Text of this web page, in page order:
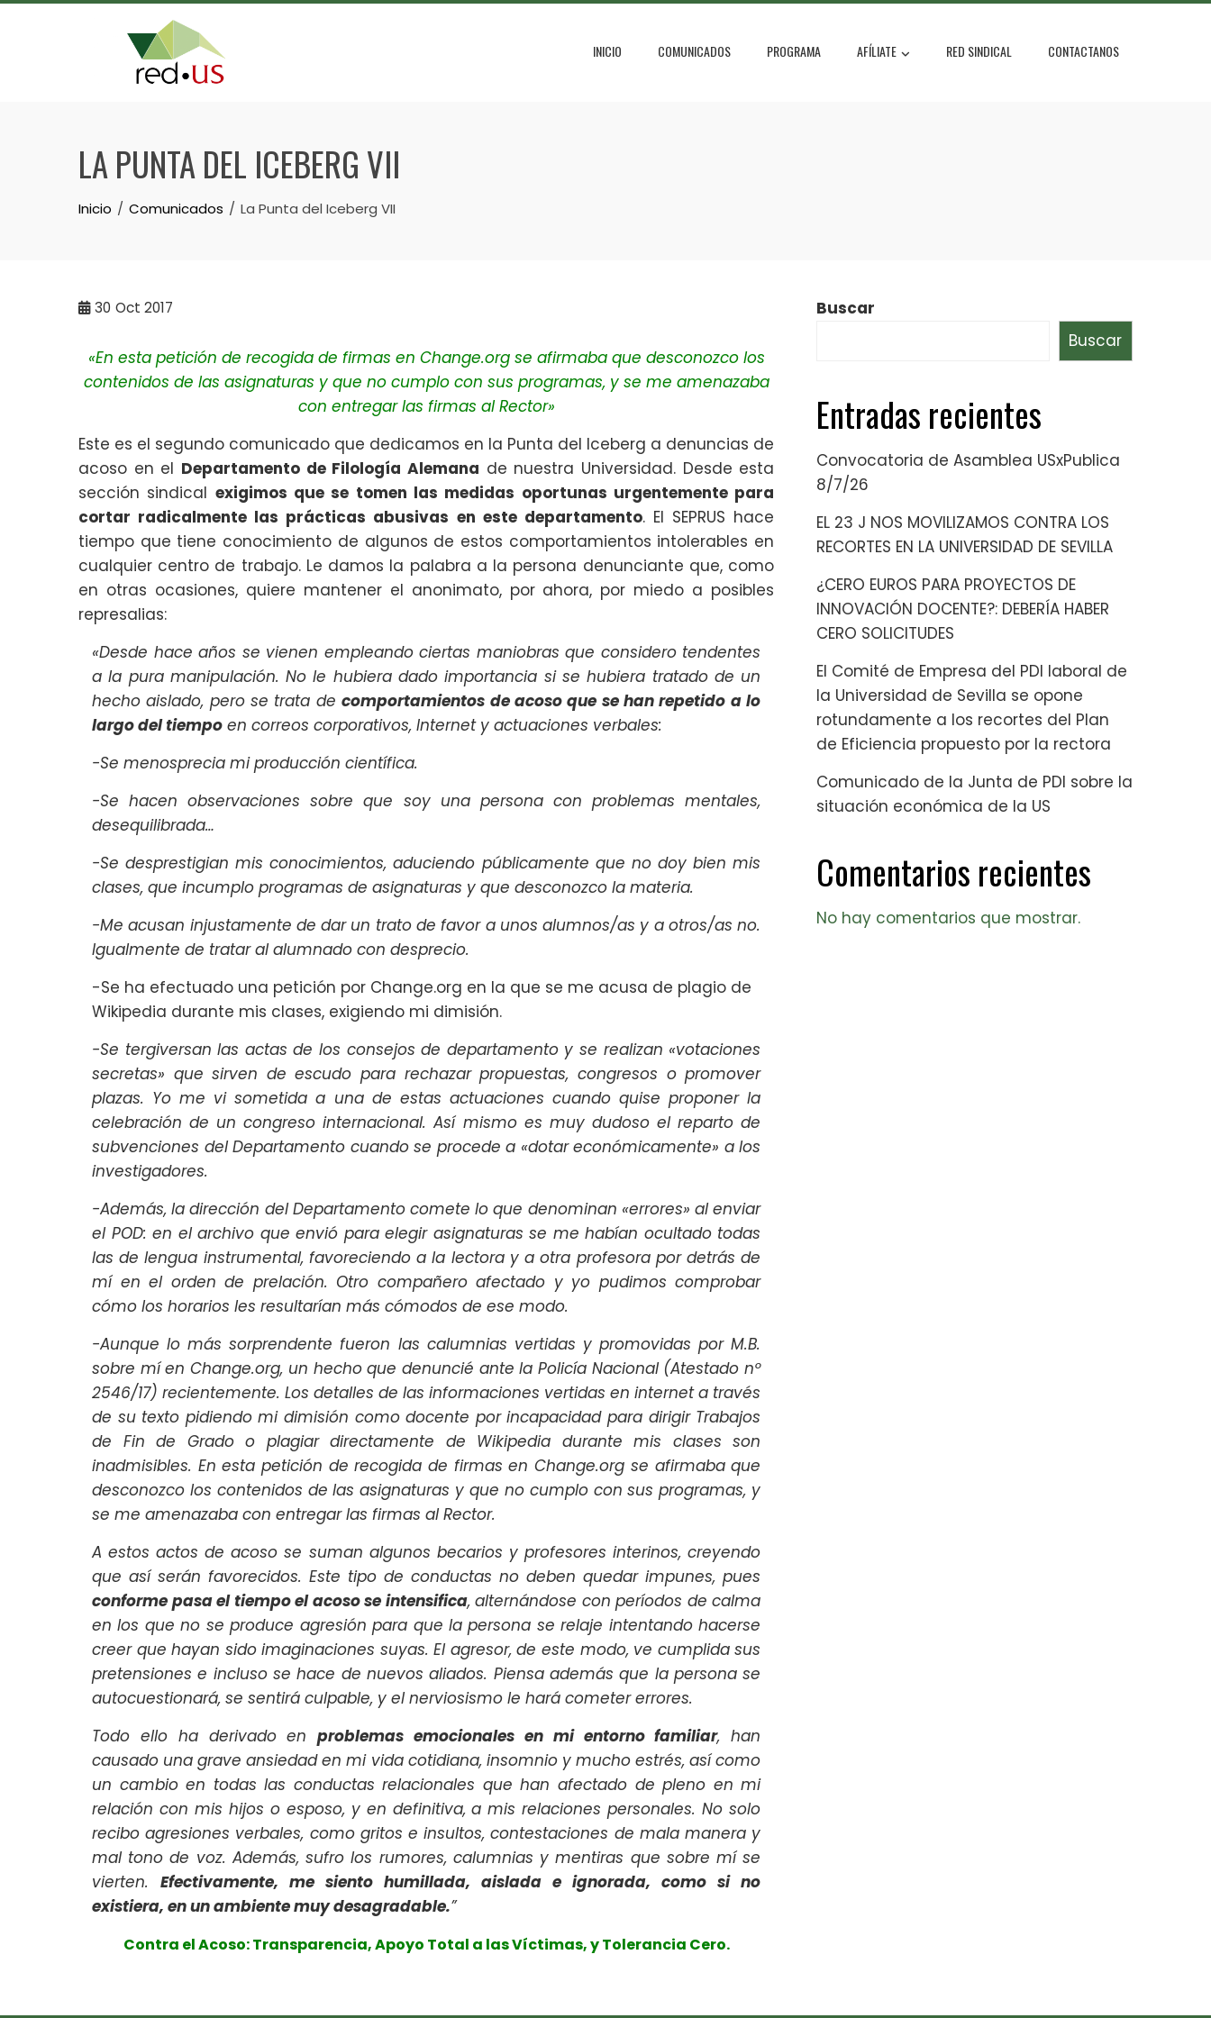
Skip
INICIO COMUNICADOS PROGRAMA AFÍLIATE RED SINDICAL CONTACTANOS
LA PUNTA DEL ICEBERG VII
Inicio Comunicados La Punta del Iceberg VII
30 Oct 2017
«En esta petición de recogida de firmas en Change.org se afirmaba que desconozco los
contenidos de las asignaturas y que no cumplo con sus programas, y se me amenazaba
con entregar las firmas al Rector»
Este es el segundo comunicado que dedicamos en la Punta del Iceberg a denuncias de
acoso en el Departamento de Filología Alemana de nuestra Universidad. Desde esta
sección sindical exigimos que se tomen las medidas oportunas urgentemente para
cortar radicalmente las prácticas abusivas en este departamento. El SEPRUS hace
tiempo que tiene conocimiento de algunos de estos comportamientos intolerables en
cualquier centro de trabajo. Le damos la palabra a la persona denunciante que, como
en otras ocasiones, quiere mantener el anonimato, por ahora, por miedo a posibles
represalias:
«Desde hace años se vienen empleando ciertas maniobras que considero tendentes
a la pura manipulación. No le hubiera dado importancia si se hubiera tratado de un
hecho aislado, pero se trata decomportamientos de acoso que se han repetido a lo
largo del tiempo en correos corporativos, Internet y actuaciones verbales:
-Se menosprecia mi producción científica.
-Se hacen observaciones sobre que soy una persona con problemas mentales,
desequilibrada…
-Se desprestigian mis conocimientos, aduciendo públicamente que no doy bien mis
clases, que incumplo programas de asignaturas y que desconozco la materia.
-Me acusan injustamente de dar un trato de favor a unos alumnos/as y a otros/as no.
Igualmente de tratar al alumnado con desprecio.
-Se ha efectuado una petición por Change.org en la que se me acusa de plagio de
Wikipedia durante mis clases, exigiendo mi dimisión.
-Se tergiversan las actas de los consejos de departamento y se realizan «votaciones
secretas» que sirven de escudo para rechazar propuestas, congresos o promover
plazas. Yo me vi sometida a una de estas actuaciones cuando quise proponer la
celebración de un congreso internacional. Así mismo es muy dudoso el reparto de
subvenciones del Departamento cuando se procede a «dotar económicamente» a los
investigadores.
-Además, la dirección del Departamento comete lo que denominan «errores» al enviar
el POD: en el archivo que envió para elegir asignaturas se me habían ocultado todas
las de lengua instrumental, favoreciendo a la lectora y a otra profesora por detrás de
mí en el orden de prelación. Otro compañero afectado y yo pudimos comprobar
cómo los horarios les resultarían más cómodos de ese modo.
-Aunque lo más sorprendente fueron las calumnias vertidas y promovidas por M.B.
sobre mí en Change.org, un hecho que denuncié ante la Policía Nacional (Atestado nº
2546/17) recientemente. Los detalles de las informaciones vertidas en internet a través
de su texto pidiendo mi dimisión como docente por incapacidad para dirigir Trabajos
de Fin de Grado o plagiar directamente de Wikipedia durante mis clases son
inadmisibles. En esta petición de recogida de firmas en Change.org se afirmaba que
desconozco los contenidos de las asignaturas y que no cumplo con sus programas, y
se me amenazaba con entregar las firmas al Rector.
A estos actos de acoso se suman algunos becarios y profesores interinos, creyendo
que así serán favorecidos. Este tipo de conductas no deben quedar impunes, pues
conforme pasa el tiempo el acoso se intensifica, alternándose con períodos de calma
en los que no se produce agresión para que la persona se relaje intentando hacerse
creer que hayan sido imaginaciones suyas. El agresor, de este modo, ve cumplida sus
pretensiones e incluso se hace de nuevos aliados. Piensa además que la persona se
autocuestionará, se sentirá culpable, y el nerviosismo le hará cometer errores.
Todo ello ha derivado enproblemas emocionales en mi entorno familiar, han
causado una grave ansiedad en mi vida cotidiana, insomnio y mucho estrés, así como
un cambio en todas las conductas relacionales que han afectado de pleno en mi
relación con mis hijos o esposo, y en definitiva, a mis relaciones personales. No solo
recibo agresiones verbales, como gritos e insultos, contestaciones de mala manera y
mal tono de voz. Además, sufro los rumores, calumnias y mentiras que sobre mí se
vierten.Efectivamente, me siento humillada, aislada e ignorada, como si no
existiera, en un ambiente muy desagradable.”
Contra el Acoso: Transparencia, Apoyo Total a las Víctimas, y Tolerancia Cero.
Buscar
Buscar
Entradas recientes
Convocatoria de Asamblea USxPublica
8/7/26
EL 23 J NOS MOVILIZAMOS CONTRA LOS
RECORTES EN LA UNIVERSIDAD DE SEVILLA
¿CERO EUROS PARA PROYECTOS DE
INNOVACIÓN DOCENTE?: DEBERÍA HABER
CERO SOLICITUDES
El Comité de Empresa del PDI laboral de
la Universidad de Sevilla se opone
rotundamente a los recortes del Plan
de Eficiencia propuesto por la rectora
Comunicado de la Junta de PDI sobre la
situación económica de la US
Comentarios recientes
No hay comentarios que mostrar.